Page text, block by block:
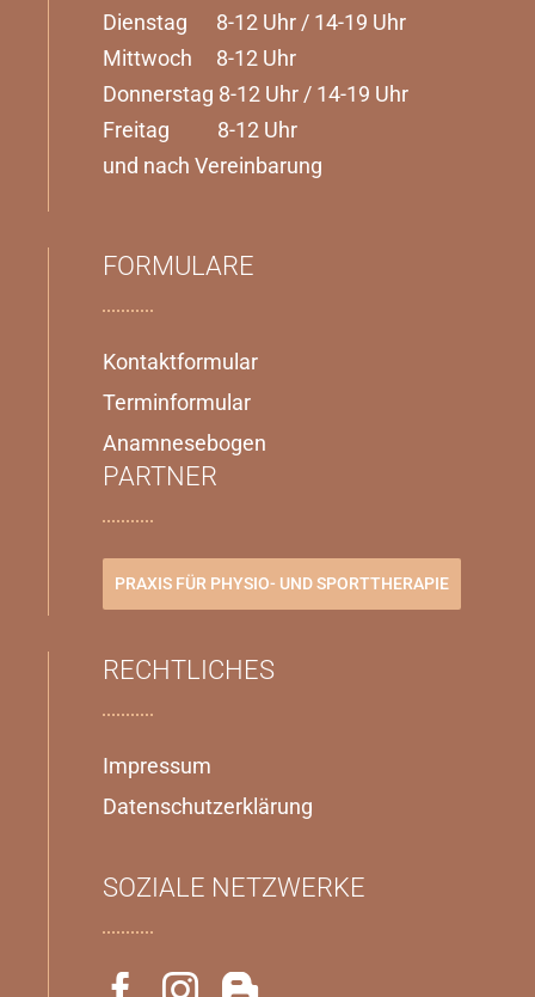
Dienstag 8-12 Uhr / 14-19 Uhr
Mittwoch 8-12 Uhr
Donnerstag 8-12 Uhr / 14-19 Uhr
Freitag 8-12 Uhr
und nach Vereinbarung
FORMULARE
Kontaktformular
Terminformular
Anamnesebogen
PARTNER
PRAXIS FÜR PHYSIO- UND SPORTTHERAPIE
RECHTLICHES
Impressum
Datenschutzerklärung
SOZIALE NETZWERKE